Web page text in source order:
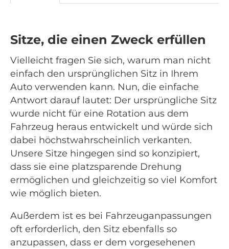
Sitze, die einen Zweck erfüllen
Vielleicht fragen Sie sich, warum man nicht
einfach den ursprünglichen Sitz in Ihrem
Auto verwenden kann. Nun, die einfache
Antwort darauf lautet: Der ursprüngliche Sitz
wurde nicht für eine Rotation aus dem
Fahrzeug heraus entwickelt und würde sich
dabei höchstwahrscheinlich verkanten.
Unsere Sitze hingegen sind so konzipiert,
dass sie eine platzsparende Drehung
ermöglichen und gleichzeitig so viel Komfort
wie möglich bieten.
Außerdem ist es bei Fahrzeuganpassungen
oft erforderlich, den Sitz ebenfalls so
anzupassen, dass er dem vorgesehenen